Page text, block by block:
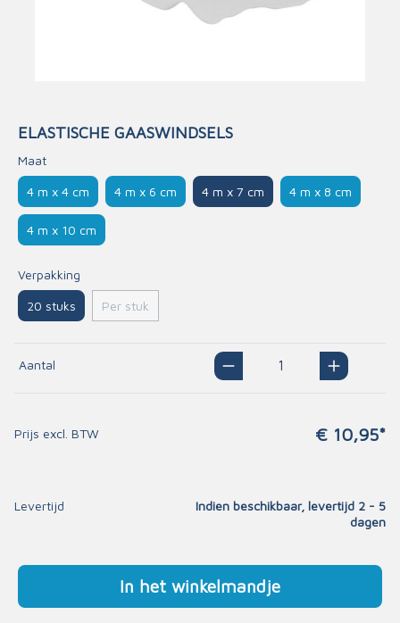
ELASTISCHE GAASWINDSELS
Maat
4 m x 4 cm 4 m x 6 cm 4 m x 7 cm 4 m x 8 cm
4 m x 10 cm
Verpakking
20 stuks Per stuk
Aantal
Prijs excl. BTW € 10,95*
Levertijd
Indien beschikbaar, levertijd 2 - 5
dagen
In het winkelmandje